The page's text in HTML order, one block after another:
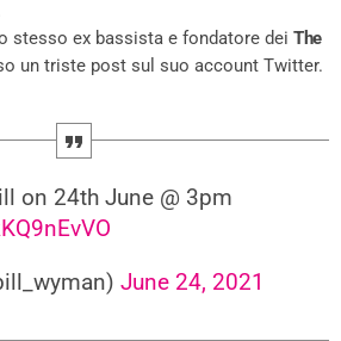
stesso ex bassista e fondatore dei The
un triste post sul suo account Twitter.
on 24th June @ 3pm
June 24, 2021